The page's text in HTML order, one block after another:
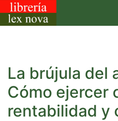
La brújula del
Cómo ejercer
rentabilidad y